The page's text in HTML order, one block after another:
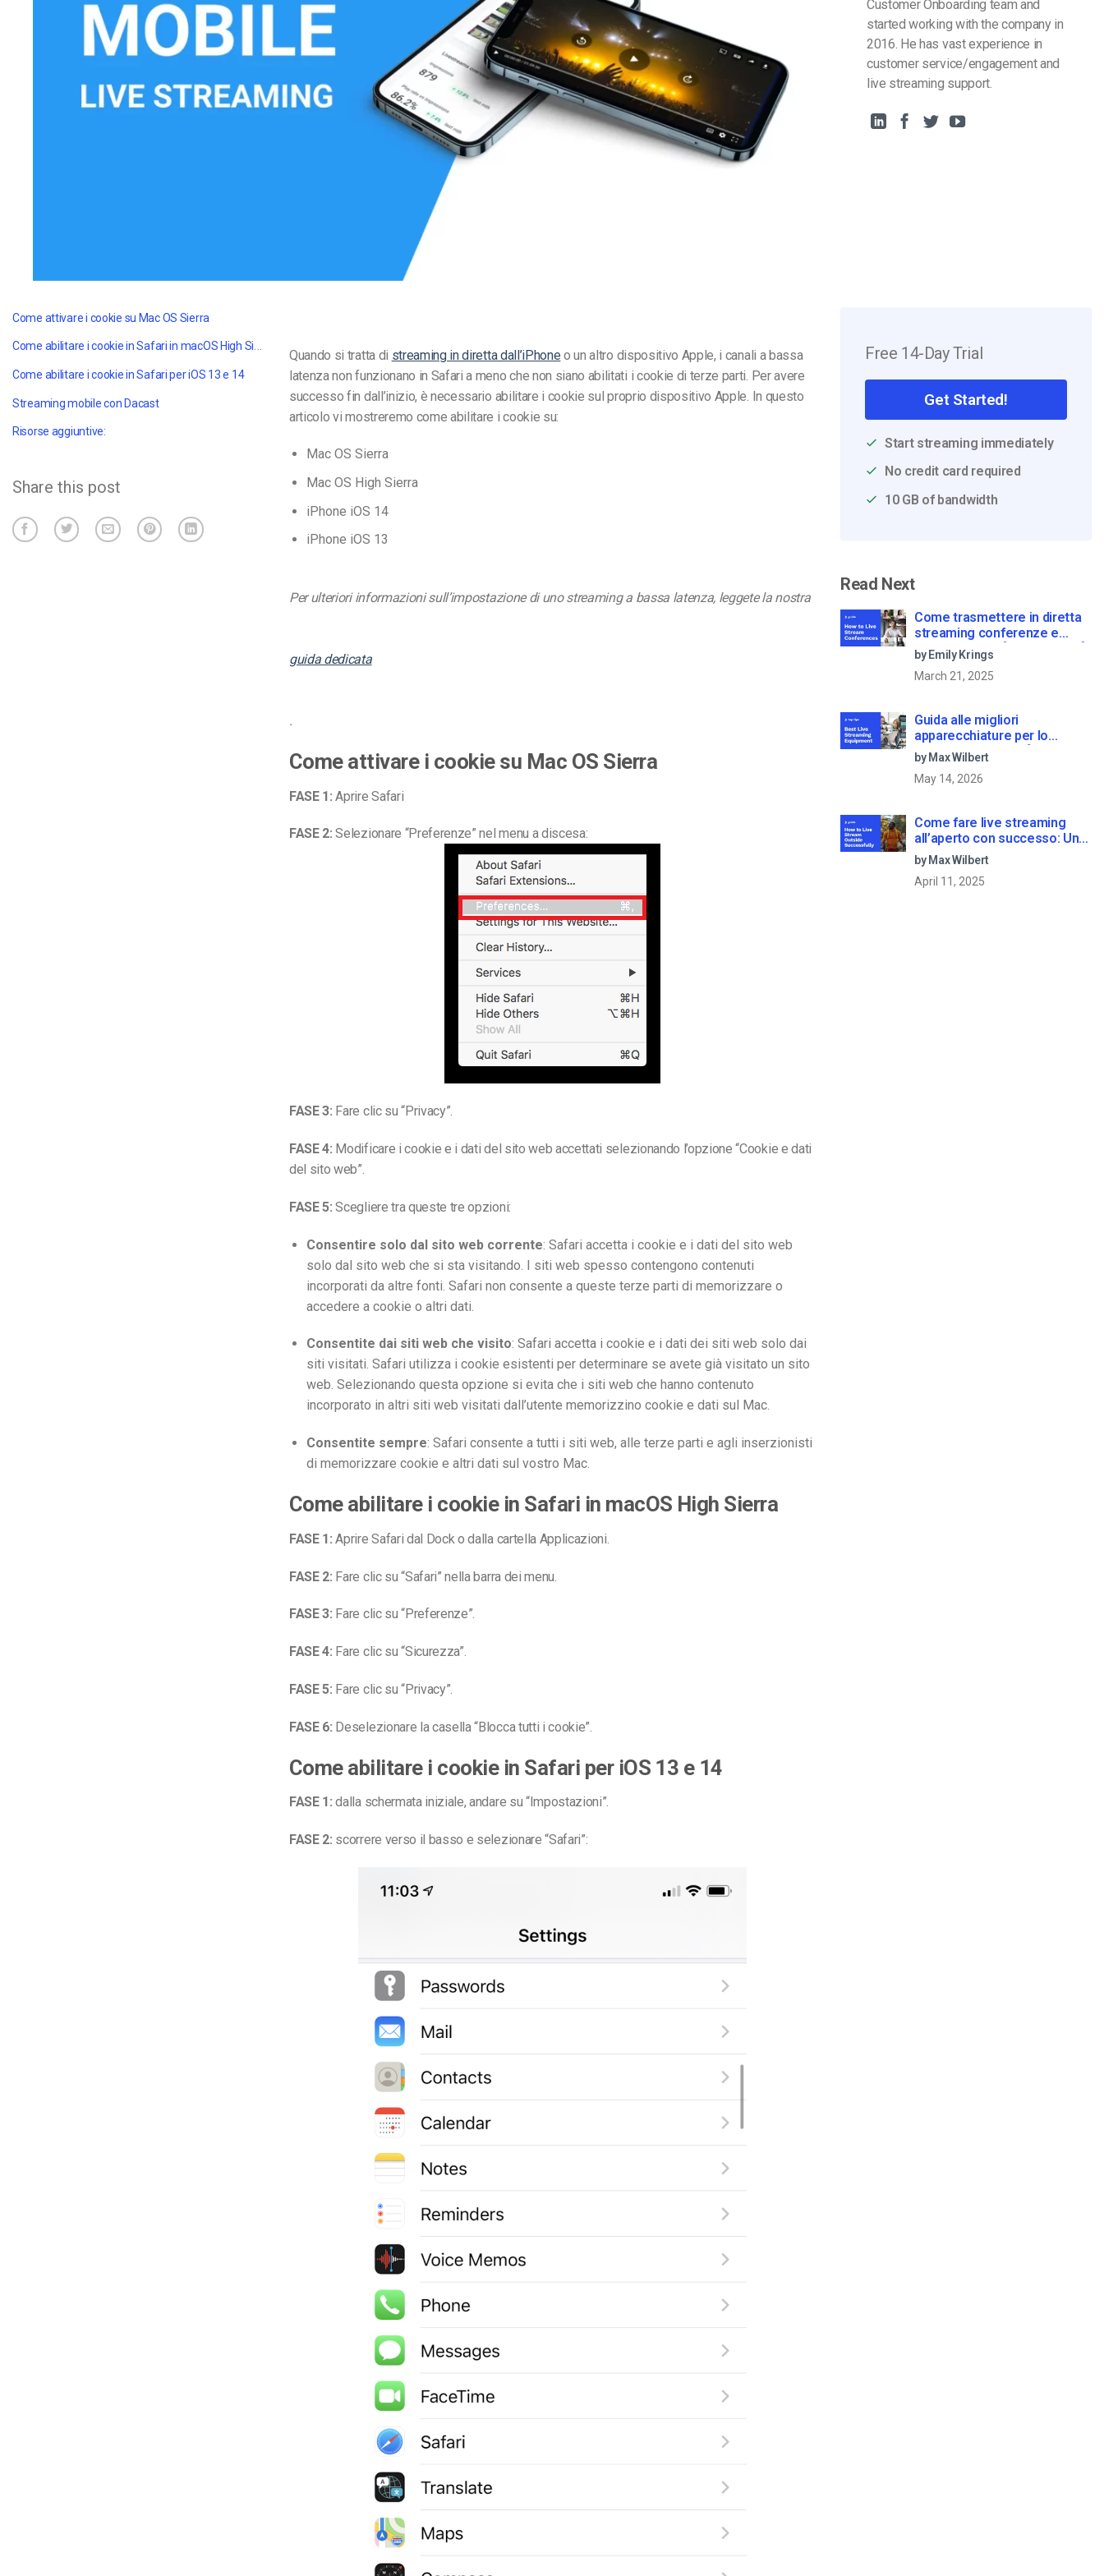
Privacy e Sicurezza
Monetizzazione Video
Video Marketing
Customer Onboarding team and
started working with the company in
2016. He has vast experience in
customer service/engagement and
live streaming support.
Come attivare i cookie su Mac OS Sierra
Come abilitare i cookie in Safari in macOS High Sierra
Come abilitare i cookie in Safari per iOS 13 e 14
Streaming mobile con Dacast
Risorse aggiuntive:
Share this post
Quando si tratta di streaming in diretta dall’iPhone o un altro dispositivo Apple, i canali a bassa
latenza non funzionano in Safari a meno che non siano abilitati i cookie di terze parti. Per avere
successo fin dall’inizio, è necessario abilitare i cookie sul proprio dispositivo Apple. In questo
articolo vi mostreremo come abilitare i cookie su:
Mac OS Sierra
Mac OS High Sierra
iPhone iOS 14
iPhone iOS 13
Per ulteriori informazioni sull’impostazione di uno streaming a bassa latenza, leggete la nostra
guida dedicata
.
Come attivare i cookie su Mac OS Sierra
FASE 1: Aprire Safari
FASE 2: Selezionare “Preferenze” nel menu a discesa:
FASE 3: Fare clic su “Privacy”.
FASE 4: Modificare i cookie e i dati del sito web accettati selezionando l’opzione “Cookie e dati
del sito web”.
FASE 5: Scegliere tra queste tre opzioni:
Consentire solo dal sito web corrente: Safari accetta i cookie e i dati del sito web
solo dal sito web che si sta visitando. I siti web spesso contengono contenuti
incorporati da altre fonti. Safari non consente a queste terze parti di memorizzare o
accedere a cookie o altri dati.
Consentite dai siti web che visito: Safari accetta i cookie e i dati dei siti web solo dai
siti visitati. Safari utilizza i cookie esistenti per determinare se avete già visitato un sito
web. Selezionando questa opzione si evita che i siti web che hanno contenuto
incorporato in altri siti web visitati dall’utente memorizzino cookie e dati sul Mac.
Consentite sempre: Safari consente a tutti i siti web, alle terze parti e agli inserzionisti
di memorizzare cookie e altri dati sul vostro Mac.
Come abilitare i cookie in Safari in macOS High Sierra
FASE 1: Aprire Safari dal Dock o dalla cartella Applicazioni.
FASE 2: Fare clic su “Safari” nella barra dei menu.
FASE 3: Fare clic su “Preferenze”.
FASE 4: Fare clic su “Sicurezza”.
FASE 5: Fare clic su “Privacy”.
FASE 6: Deselezionare la casella “Blocca tutti i cookie”.
Come abilitare i cookie in Safari per iOS 13 e 14
FASE 1: dalla schermata iniziale, andare su “Impostazioni”.
FASE 2: scorrere verso il basso e selezionare “Safari”:
Free 14-Day Trial
Get Started!
Start streaming immediately
No credit card required
10 GB of bandwidth
Read Next
Come trasmettere in diretta
streaming conferenze e
by Emily Krings
March 21, 2025
Guida alle migliori
apparecchiature per lo
streaming dal vivo [2025
Update]
by Max Wilbert
May 14, 2026
Come fare live streaming
all’aperto con successo: Una
guida passo dopo passo
[2021 Update]
by Max Wilbert
April 11, 2025